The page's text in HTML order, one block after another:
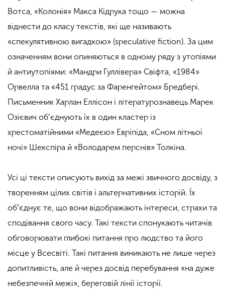
Вотса, «Колонія» Макса Кідрука тощо — можна
віднести до класу текстів, які ще називають
«спекулятивною вигадкою» (speculative fiction). За цим
означенням вони опиняються в одному ряду з утопіями
й антиутопіями: «Мандри Гуллівера» Свіфта, «1984»
Орвелла та «451 градус за Фаренгейтом» Бредбері.
Письменник Харлан Еллісон і літературознавець Марек
Озієвич обʼєднують їх в один кластер із
хрестоматійними «Медеєю» Евріпіда, «Сном літньої
ночі» Шекспіра й «Володарем перснів» Толкіна.
Усі ці тексти описують вихід за межі звичного досвіду, з
творенням цілих світів і альтернативних історій. Їх
обʼєднує те, що вони відображають інтереси, страхи та
сподівання свого часу. Такі тексти спонукають читачів
обговорювати глибокі питання про людство та його
місце у Всесвіті. Такі питання виникають не лише через
допитливість, але й через досвід перебування «на дуже
небезпечній межі», береговій лінії історії.